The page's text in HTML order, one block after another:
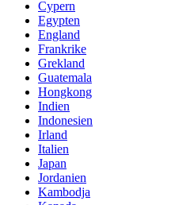
Cypern
Egypten
England
Frankrike
Grekland
Guatemala
Hongkong
Indien
Indonesien
Irland
Italien
Japan
Jordanien
Kambodja